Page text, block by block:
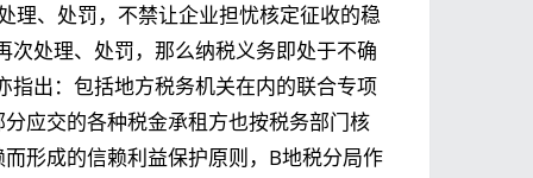
理、处罚，不禁让企业担忧核定征收的稳
处理、处罚，那么纳税义务即处于不确
指出：包括地方税务机关在内的联合专项
应交的各种税金承租方也按税务部门核
形成的信赖利益保护原则，B地税分局作